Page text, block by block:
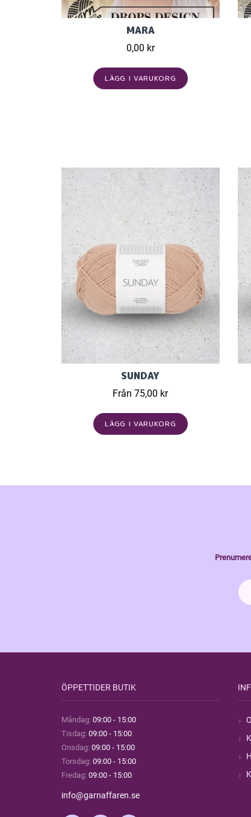
MARA
0,00 kr
LÄGG I VARUKORG
SUNDAY
Från 75,00 kr
LÄGG I VARUKORG
ÖPPETTIDER BUTIK
Måndag: 09:00 - 15:00
Tisdag: 09:00 - 15:00
Onsdag: 09:00 - 15:00
Torsdag: 09:00 - 15:00
Fredag: 09:00 - 15:00
info@garnaffaren.se